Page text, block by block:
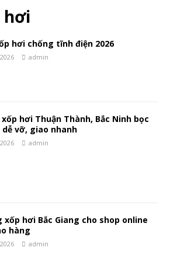
hơi
hơi chống tĩnh điện 2026
admin
xốp hơi Thuận Thành, Bắc Ninh bọc
dễ vỡ, giao nhanh
admin
xốp hơi Bắc Giang cho shop online
hàng
admin